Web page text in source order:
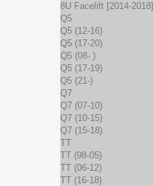
8U Facelift [2014-2018]
Q5
Q5 (12-16)
Q5 (17-20)
Q5 (08- )
Q5 (17-19)
Q5 (21-)
Q7
Q7 (07-10)
Q7 (10-15)
Q7 (15-18)
TT
TT (98-05)
TT (06-12)
TT (16-18)